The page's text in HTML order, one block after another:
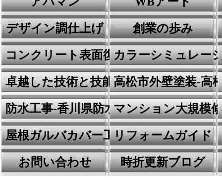
デザイン調仕上げ 創業の歩み
コンクリート表面復元工法カラーシミュレー
卓越した技術と技能高松市外壁塗装-高
防水工事-香川県防水の川田建装
マンション大規模
屋根ガルバカバー工事リフォームガイド
お問い合わせ 時折更新ブログ